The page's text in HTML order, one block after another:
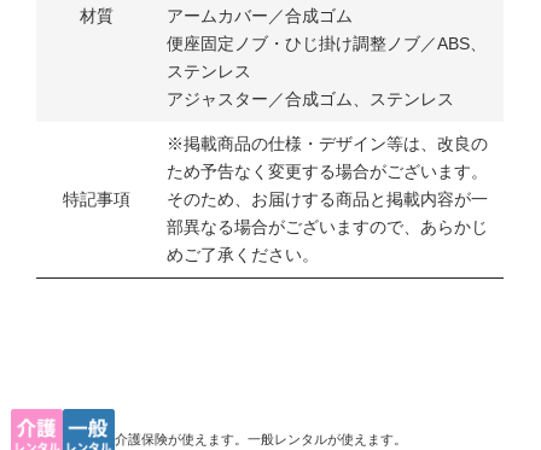
材質
アームカバー／合成ゴム
便座固定ノブ・ひじ掛け調整ノブ／ABS、
ステンレス
アジャスター／合成ゴム、ステンレス
特記事項
※掲載商品の仕様・デザイン等は、改良の
ため予告なく変更する場合がございます。
そのため、お届けする商品と掲載内容が一
部異なる場合がございますので、あらかじ
めご了承ください。
介護保険が使えます。一般レンタルが使えます。